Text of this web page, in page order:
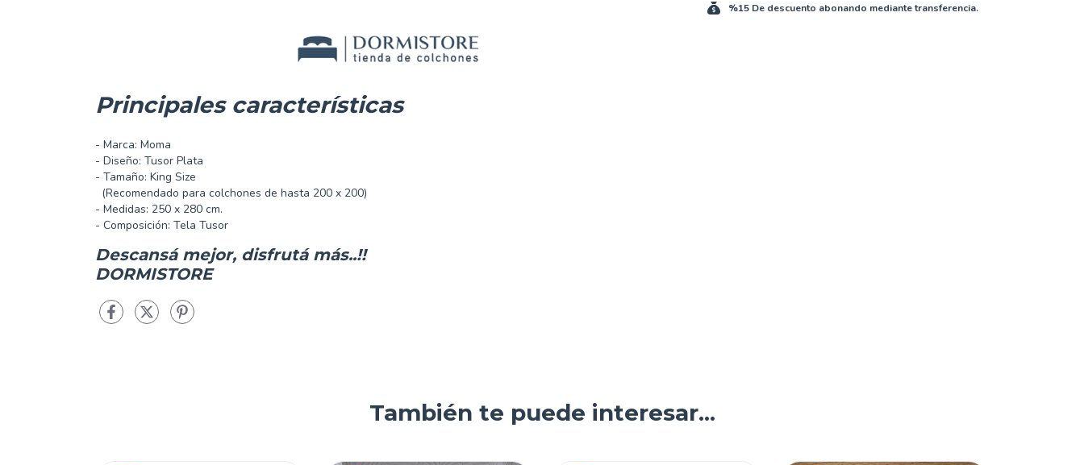
Principales características
- Marca: Moma
- Diseño: Tusor Plata
- Tamaño: King Size
(Recomendado para colchones de hasta 200 x 200)
- Medidas: 250 x 280 cm.
- Composición: Tela Tusor
Descansá mejor, disfrutá más..!!
DORMISTORE
%15 De descuento abonando mediante transferencia.
También te puede interesar...